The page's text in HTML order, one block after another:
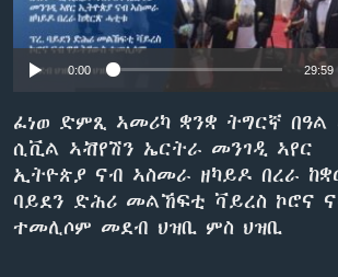
ቂሔ ጽልሚ
ቋንቋታት
0:00 29:59
ፈነወ ድምጺ ኣመሪካ ቋንቋ ትግርኛ
ሲቪል ኣቭየሽን ኤርትራ መንገዲ ኣየር
ኢትዮጵያ ናብ ኣስመራ ዘካይዶ በረራ
ባይደን ድሕሪ መልኸፍቲ ቫይረስ ኮሮና
ተመሊሶም መደብ ህዝቢ ምስ ህዝቢ